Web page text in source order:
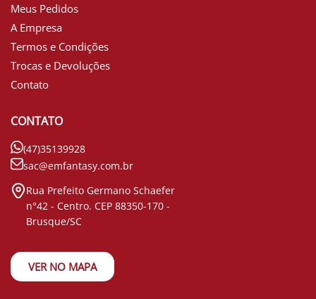
Meus Pedidos
A Empresa
Termos e Condições
Trocas e Devoluções
Contato
CONTATO
(47)35139928
sac@emfantasy.com.br
Rua Prefeito Germano Schaefer
n°42 - Centro. CEP 88350-170 -
Brusque/SC
VER NO MAPA